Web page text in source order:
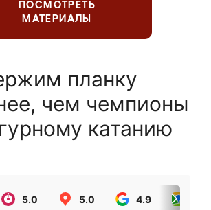
ПОСМОТРЕТЬ
МАТЕРИАЛЫ
планку
чем чемпионы
катанию
5.0 5.0 4.9